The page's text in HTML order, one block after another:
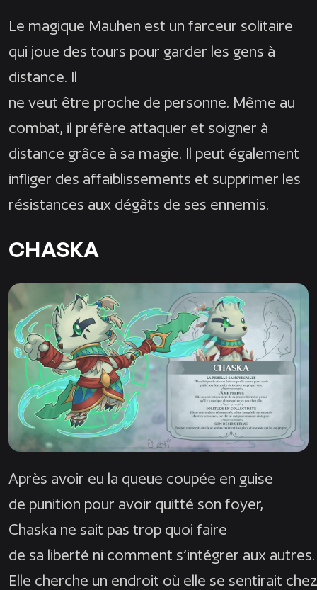
Le magique Mauhen est un farceur solitaire
qui joue des tours pour garder les gens à
distance. Il
ne veut être proche de personne. Même au
combat, il préfère attaquer et soigner à
distance grâce à sa magie. Il peut également
infliger des affaiblissements et supprimer les
résistances aux dégâts de ses ennemis.
CHASKA
Après avoir eu la queue coupée en guise
de punition pour avoir quitté son foyer,
Chaska ne sait pas trop quoi faire
de sa liberté ni comment s’intégrer aux autres.
Elle cherche un endroit où elle se sentirait